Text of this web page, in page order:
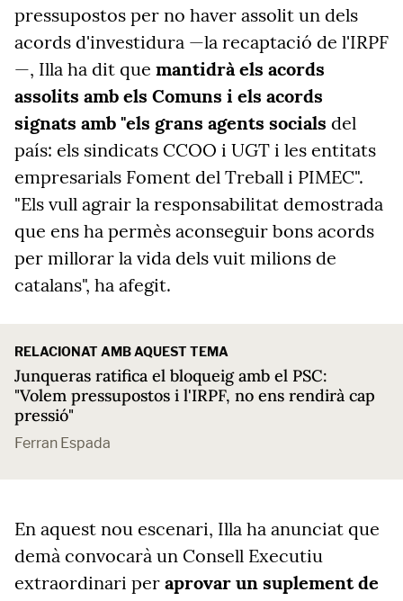
pressupostos per no haver assolit un dels
acords d'investidura —la recaptació de l'IRPF
—, Illa ha dit que mantidrà els acords
assolits amb els Comuns i els acords
signats amb "els grans agents socials del
país: els sindicats CCOO i UGT i les entitats
empresarials Foment del Treball i PIMEC".
"Els vull agrair la responsabilitat demostrada
que ens ha permès aconseguir bons acords
per millorar la vida dels vuit milions de
catalans", ha afegit.
RELACIONAT AMB AQUEST TEMA
Junqueras ratifica el bloqueig amb el PSC:
"Volem pressupostos i l'IRPF, no ens rendirà cap
pressió"
Ferran Espada
En aquest nou escenari, Illa ha anunciat que
demà convocarà un Consell Executiu
extraordinari per aprovar un suplement de